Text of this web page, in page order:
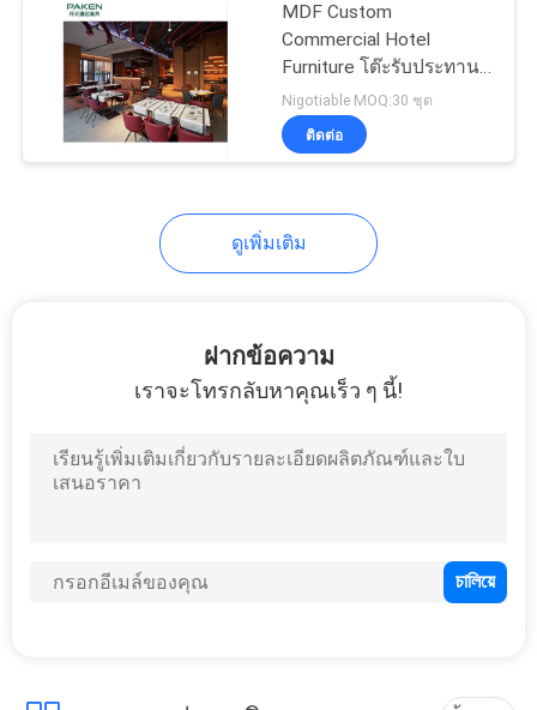
MDF Custom
Commercial Hotel
Furniture โต๊ะรับประทาน
อาหารโรงแรมเมลามีน
Nigotiable MOQ:30 ชุด
ติดต่อ
ดูเพิ่มเติม
ฝากข้อความ
เราจะโทรกลับหาคุณเร็ว ๆ นี้!